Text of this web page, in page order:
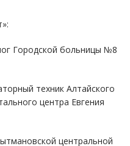
Городской больницы №8
техник Алтайского
центра Евгения
центральной